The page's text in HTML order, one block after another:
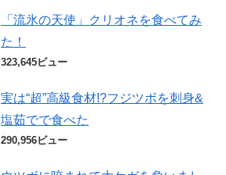
「流氷の天使」クリオネを食べてみ
た！
323,645ビュー
実は“超”高級食材!?フジツボを刺身&
塩茹でで食べた
290,956ビュー